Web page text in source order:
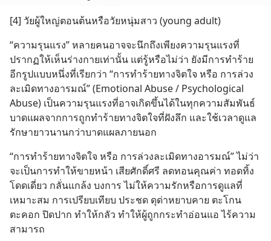
[4] วัยผู้ใหญ่ตอนต้นหรือวัยหนุ่มสาว (young adult)
“ความรุนแรง” หลายคนอาจจะนึกถึงเพียงความรุนแรงที่
ปรากฏให้เห็นร่างกายเท่านั้น แต่รู้หรือไม่ว่า ยังมีการทำร้าย
อีกรูปแบบหนึ่งที่เรียกว่า “การทำร้ายทางจิตใจ หรือ การล่วง
ละเมิดทางอารมณ์” (Emotional Abuse / Psychological
Abuse) เป็นความรุนแรงที่อาจเกิดขึ้นได้ในทุกความสัมพันธ์
บาดแผลจากการถูกทำร้ายทางจิตใจที่ฝังลึก และใช้เวลาดูแล
รักษายาวนานกว่าบาดแผลภายนอก
“การทำร้ายทางจิตใจ หรือ การล่วงละเมิดทางอารมณ์” ไม่ว่า
จะเป็นการทำให้ขายหน้า เสียศักดิ์ศรี ลดทอนคุณค่า ทอดทิ้ง
โดดเดี่ยว กลั่นแกล้ง บงการ ไม่ให้ความรักหรือการดูแลที่
เหมาะสม การเปรียบเทียบ ประชด ดุด่าหยาบคาย ตะโกน
ตะคอก ปิดปาก ทำให้กลัว ทำให้ผู้ถูกกระทำอ่อนแอ ไร้ความ
สามารถ